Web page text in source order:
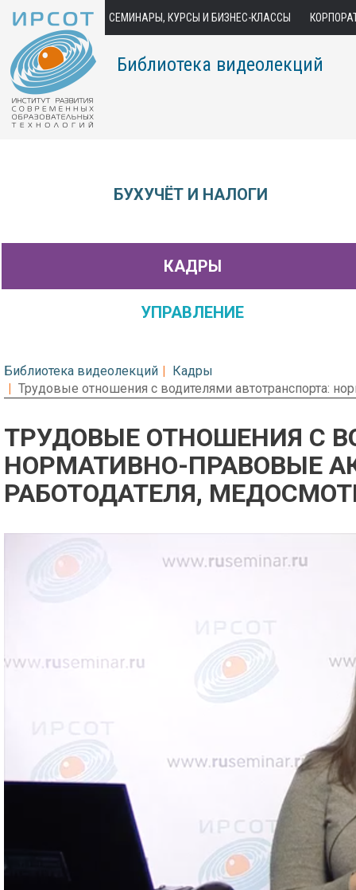
СЕМИНАРЫ, КУРСЫ И БИЗНЕС-КЛАССЫ
Библиотека видеолекций
БУХУЧЁТ И НАЛОГИ
КАДРЫ
УПРАВЛЕНИЕ
Библиотека видеолекций
Кадры
Трудовые отношения с водителями автотранспорта:
ТРУДОВЫЕ ОТНОШЕНИЯ С
НОРМАТИВНО-ПРАВОВЫЕ
РАБОТОДАТЕЛЯ,
Предварительный просмотр.